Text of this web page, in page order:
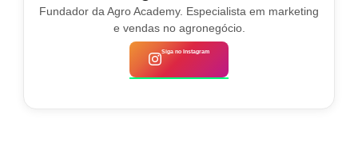
Fundador da Agro Academy. Especialista em marketing
e vendas no agronegócio.
Siga no Instagram